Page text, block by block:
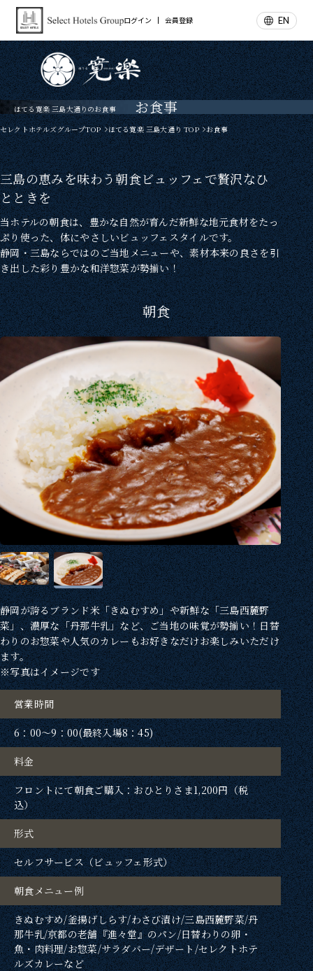
ログイン 会員登録 EN
ほてる寛楽 三島大通りのお食事 お食事
セレクトホテルズグループTOP ほてる寛楽 三島大通り TOP お食事
三島の恵みを味わう朝食ビュッフェで贅沢なひ
とときを
当ホテルの朝食は、豊かな自然が育んだ新鮮な地元食材をたっ
ぷり使った、体にやさしいビュッフェスタイルです。
静岡・三島ならではのご当地メニューや、素材本来の良さを引
き出した彩り豊かな和洋惣菜が勢揃い！
朝食
静岡が誇るブランド米「きぬむすめ」や新鮮な「三島西麓野
菜」、濃厚な「丹那牛乳」など、ご当地の味覚が勢揃い！日替
わりのお惣菜や人気のカレーもお好きなだけお楽しみいただけ
ます。
※写真はイメージです
営業時間
6：00〜9：00(最終入場8：45)
料金
フロントにて朝食ご購入：おひとりさま1,200円（税
込）
形式
セルフサービス（ビュッフェ形式）
朝食メニュー例
きぬむすめ/釜揚げしらす/わさび漬け/三島西麓野菜/丹
那牛乳/京都の老舗『進々堂』のパン/日替わりの卵・
魚・肉料理/お惣菜/サラダバー/デザート/セレクトホテ
ルズカレーなど